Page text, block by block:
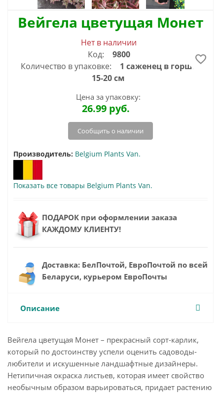
Вейгела цветущая Монет
Нет в наличии
Код:
9800
Количество в упаковке:
1 саженец в горшке
15-20 см
Цена за упаковку:
26.99руб.
Сообщить о наличии
Производитель: Belgium Plants Van.
Показать все товары Belgium Plants Van.
ПОДАРОК при оформлении заказа
КАЖДОМУ КЛИЕНТУ!
Доставка: БелПочтой, ЕвроПочтой по всей
Беларуси, курьером ЕвроПочты
Описание
Вейгела цветущая Монет – прекрасный сорт-карлик,
который по достоинству успели оценить садоводы-
любители и искушенные ландшафтные дизайнеры.
Нетипичная окраска листьев, которая имеет свойство
необычным образом варьироваться, придает растению